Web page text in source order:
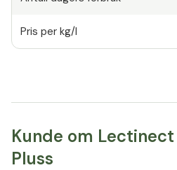
Pris per kg/l
Kunde om
Pluss